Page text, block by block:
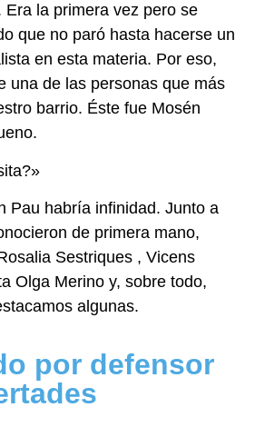
Era la primera vez pero se
que no paró hasta hacerse un
en esta materia. Por eso,
una de las personas que más
barrio. Éste fue Mosén
Pau habría infinidad. Junto a
de primera mano,
Sestriques , Vicens
Olga Merino y, sobre todo,
algunas.
por defensor